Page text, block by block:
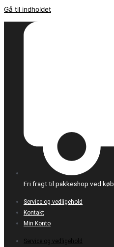
Gå til indholdet
Fri fragt til pakkeshop ved
Service og vedligehold
Kontakt
Min Konto
Service og vedligehold